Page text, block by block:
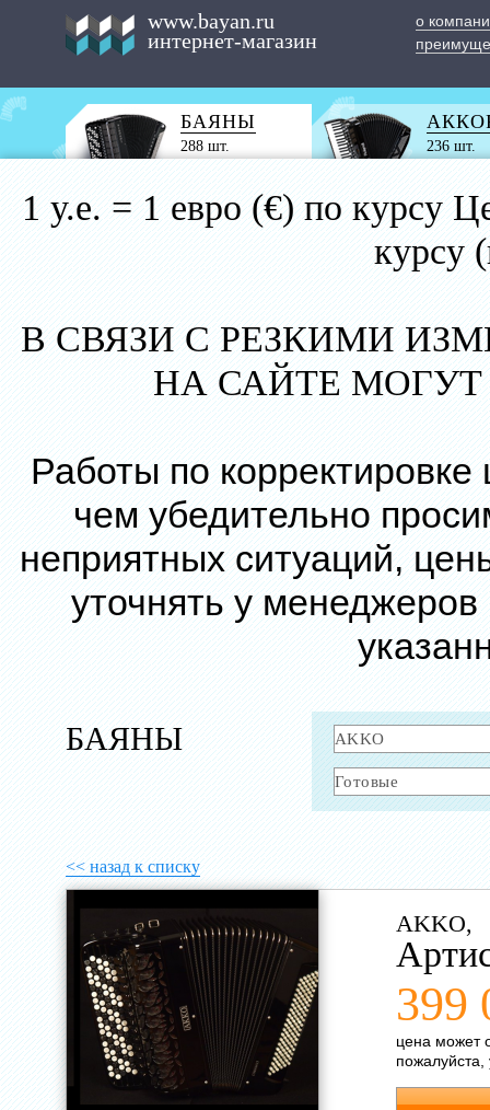
www.bayan.ru
интернет-магазин
о
БАЯНЫ
288 шт. 236 шт.
1 у.е. = 1 евро (€) по курсу
курсу
В СВЯЗИ С РЕЗКИМИ
НА САЙТЕ
Работы по
чем убедительно
неприятных ситуаций,
уточнять у
БАЯНЫ
<< назад к списку
AKKO,
399
цена может
пожалуйста,